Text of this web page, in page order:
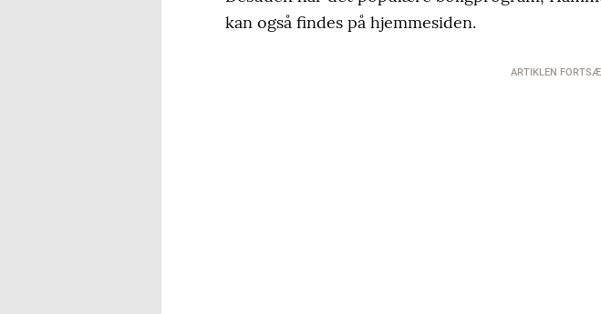
kan også findes på hjemmesiden.
ARTIKLEN